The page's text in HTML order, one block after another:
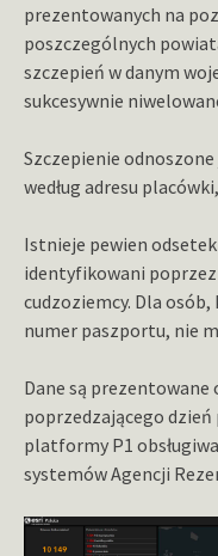
prezentowanych na
poszczególnych
szczepień w danym
sukcesywnie
Szczepienie
według adresu
Istnieje pewien
identyfikowani poprzez
cudzoziemcy. Dla
numer paszportu, nie
Dane są prezentowane
poprzedzającego dzień
platformy P1
systemów Agencji